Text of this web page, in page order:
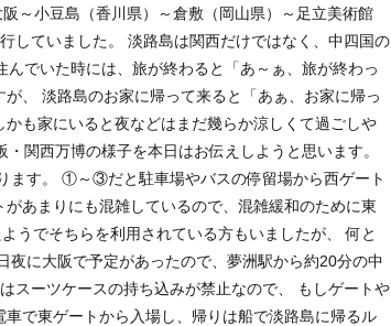
～小豆島（香川県）～倉敷（岡山県）～足立美術館
していました。 淡路島は関西だけではなく、中四国の
んでいた時には、旅が終わると「あ～ぁ、旅が終わっ
、 淡路島のお家に帰って来ると「あぁ、お家に帰っ
も家にいると夜などはまだ幾らか涼しくて過ごしや
関西万博の様子を本日はお伝えしようと思います。
す。 ①～③だと駐車場やバスの停留場から西ゲート
あまりにも混雑しているので、混雑緩和のために東
うでそちらを利用されている方もいましたが、 何と
夜に大阪で予定があったので、夢洲駅から約20分の中
スーツケースの持ち込みが禁止なので、 もしゲートや
で東ゲートから入場し、帰りは船で淡路島に帰るル